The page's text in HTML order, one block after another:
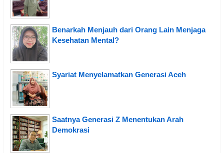
Benarkah Menjauh dari Orang Lain Menjaga
Kesehatan Mental?
Syariat Menyelamatkan Generasi Aceh
Saatnya Generasi Z Menentukan Arah
Demokrasi